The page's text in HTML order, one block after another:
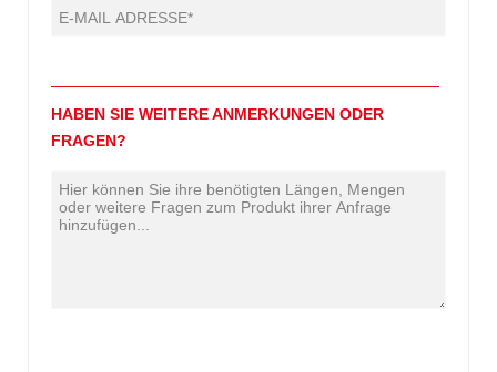
HABEN SIE WEITERE ANMERKUNGEN ODER
FRAGEN?